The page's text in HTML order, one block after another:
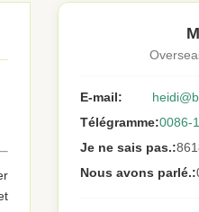
E-mail:
Télégramme:0086-
Je ne sais pas.:
Nous avons parlé.: